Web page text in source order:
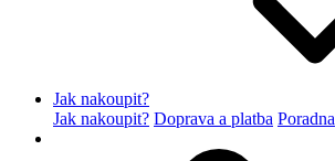
Jak nakoupit?
Jak nakoupit? Doprava a platba Poradna